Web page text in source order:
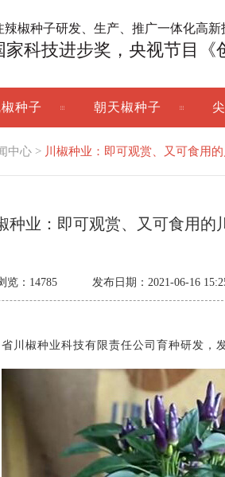
辣椒种子研发、生产、推广一体化高新
家科技进步奖，央视节目
种子 朝天椒种子
中心 > 川椒种业：即可观赏、又可食用
种业：即可观赏、又可食用的
览： 14785 发布日期：2021-06-16
椒种业科技有限责任公司育种研发，